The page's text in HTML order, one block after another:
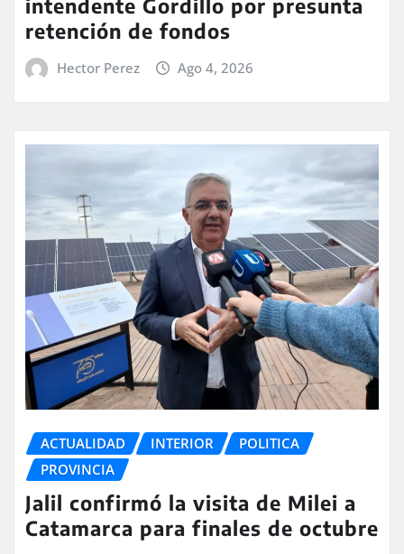
retención de fondos
Hector Perez Ago 4, 2026
ACTUALIDAD INTERIOR
POLITICA
PROVINCIA
Jalil confirmó la visita de Milei a
Catamarca para finales de octubre